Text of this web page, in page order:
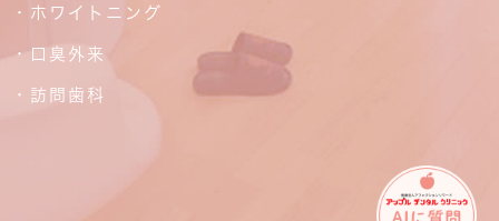
・ホワイトニング
・口臭外来
・訪問歯科